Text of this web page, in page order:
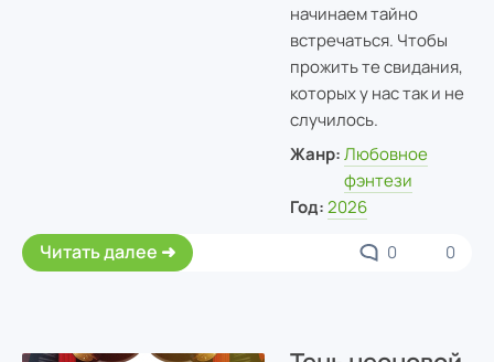
начинаем тайно
встречаться. Чтобы
прожить те свидания,
которых у нас так и не
случилось.
Жанр: Любовное
фэнтези
Год: 2026
Читать далее 0 0